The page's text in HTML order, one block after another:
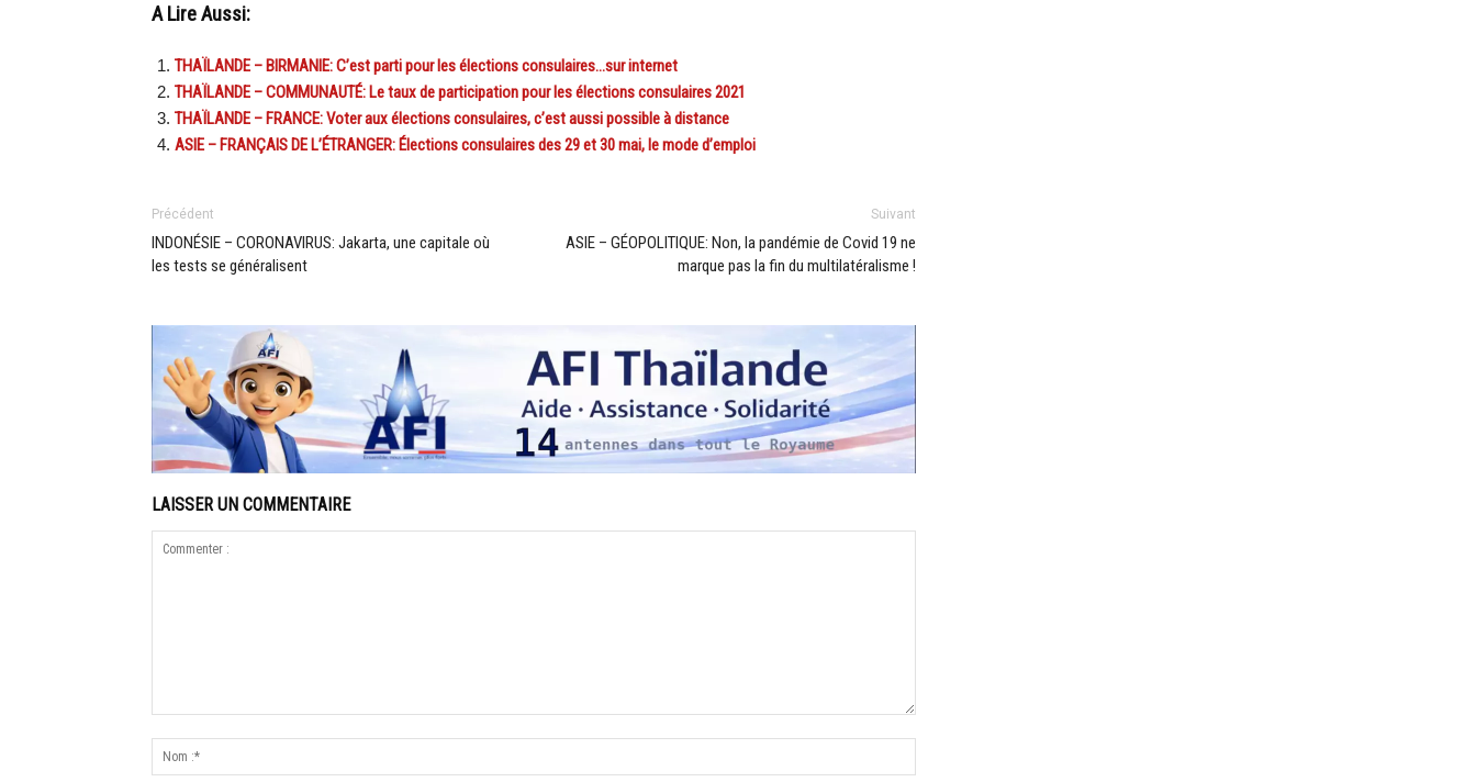
A Lire Aussi:
THAÏLANDE – BIRMANIE: C’est parti pour les élections consulaires…sur internet
THAÏLANDE – COMMUNAUTÉ: Le taux de participation pour les élections consulaires 2021
THAÏLANDE – FRANCE: Voter aux élections consulaires, c’est aussi possible à distance
ASIE – FRANÇAIS DE L’ÉTRANGER: Élections consulaires des 29 et 30 mai, le mode d’emploi
Précédent
INDONÉSIE – CORONAVIRUS: Jakarta, une capitale où
les tests se généralisent
Suivant
ASIE – GÉOPOLITIQUE: Non, la pandémie de Covid 19 ne
marque pas la fin du multilatéralisme !
LAISSER UN COMMENTAIRE